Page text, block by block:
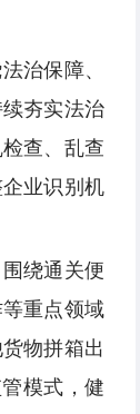
治保障、
夯实法治
查、乱查
业识别机
绕通关便
重点领域
物拼箱出
模式，健